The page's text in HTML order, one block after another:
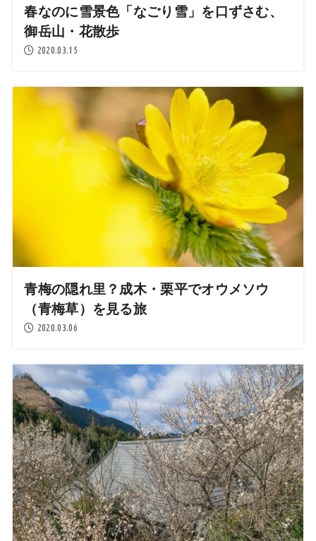
春なのに雪景色「なごり雪」を口ずさむ、
御岳山・花散歩
2020.03.15
青梅の隠れ里？成木・栗平でオウメソウ
（青梅草）を見る旅
2020.03.06